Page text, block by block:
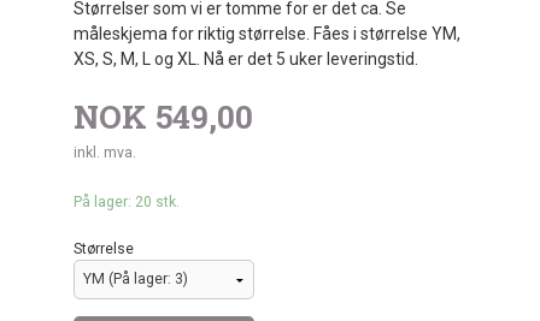
Størrelser som vi er tomme for er det ca. Se
måleskjema for riktig størrelse. Fåes i størrelse YM,
XS, S, M, L og XL. Nå er det 5 uker leveringstid.
NOK 549,00
inkl. mva.
På lager: 20 stk.
Størrelse